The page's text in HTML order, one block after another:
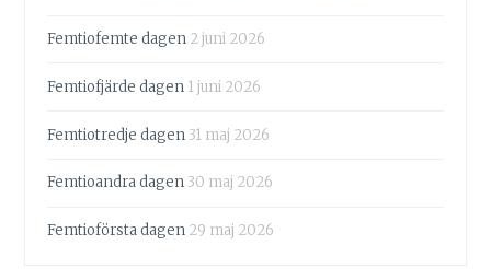
Femtiofemte dagen 2 juni 2026
Femtiofjärde dagen 1 juni 2026
Femtiotredje dagen 31 maj 2026
Femtioandra dagen 30 maj 2026
Femtioförsta dagen 29 maj 2026